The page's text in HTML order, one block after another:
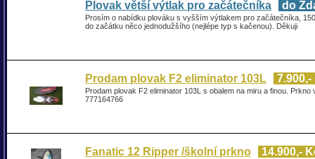
Plovak větší výtlak pro začátečníka do
Prosím o nabídku plováku s vyšším výtlakem pro začátečníka,
do začátku něco jednodužšího (nejlépe typ s kačenou). Děkuji
Prodam plovak F2 eliminator 103L 7.900,-
Prodam plovak F2 eliminator 103L s obalem na miru a finou.
777164766
Fanatic 12 Ripper /školní prkno 14.900,-